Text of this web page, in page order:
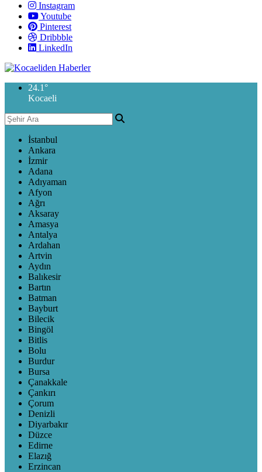
Instagram
Youtube
Pinterest
Dribbble
LinkedIn
24.1 °
Kocaeli
İstanbul
Ankara
İzmir
Adana
Adıyaman
Afyon
Ağrı
Aksaray
Amasya
Antalya
Ardahan
Artvin
Aydın
Balıkesir
Bartın
Batman
Bayburt
Bilecik
Bingöl
Bitlis
Bolu
Burdur
Bursa
Çanakkale
Çankırı
Çorum
Denizli
Diyarbakır
Düzce
Edirne
Elazığ
Erzincan